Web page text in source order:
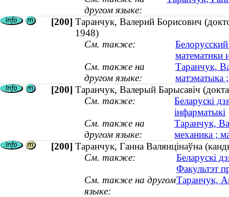
другом языке:
[200] Таранчук, Валерий Борисович
1948)
См. также:
математики
См. также на
другом языке:
Таранчук,
матэматыка
[200] Таранчук, Валерый Барысавiч
См. также:
Беларускі
інфарматыкі
См. также на
другом языке:
Таранчук,
механика ;
[200] Таранчук, Ганна Валянцінаўна
См. также:
Беларускі
Факультэт
См. также на другом
языке:
Таранчук,